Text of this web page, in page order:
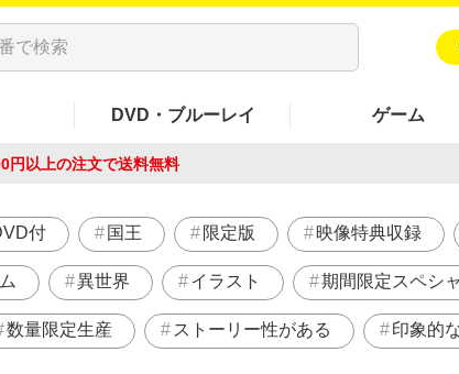
DVD・ブルーレイ ゲーム
円以上の注文で送料無料
付 国王 限定版 映像特典収録
異世界 イラスト 期間限定スペシ
数量限定生産 ストーリー性がある 印象的